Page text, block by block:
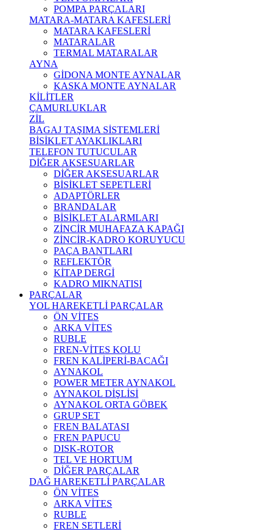
POMPA PARÇALARI
MATARA-MATARA KAFESLERİ
MATARA KAFESLERİ
MATARALAR
TERMAL MATARALAR
AYNA
GİDONA MONTE AYNALAR
KASKA MONTE AYNALAR
KİLİTLER
ÇAMURLUKLAR
ZİL
BAGAJ TAŞIMA SİSTEMLERİ
BİSİKLET AYAKLIKLARI
TELEFON TUTUCULAR
DİĞER AKSESUARLAR
DİĞER AKSESUARLAR
BİSİKLET SEPETLERİ
ADAPTÖRLER
BRANDALAR
BİSİKLET ALARMLARI
ZİNCİR MUHAFAZA KAPAĞI
ZİNCİR-KADRO KORUYUCU
PAÇA BANTLARI
REFLEKTÖR
KİTAP DERGİ
KADRO MIKNATISI
PARÇALAR
YOL HAREKETLİ PARÇALAR
ÖN VİTES
ARKA VİTES
RUBLE
FREN-VİTES KOLU
FREN KALİPERİ-BACAĞI
AYNAKOL
POWER METER AYNAKOL
AYNAKOL DİŞLİSİ
AYNAKOL ORTA GÖBEK
GRUP SET
FREN BALATASI
FREN PAPUCU
DISK-ROTOR
TEL VE HORTUM
DİĞER PARÇALAR
DAĞ HAREKETLİ PARÇALAR
ÖN VİTES
ARKA VİTES
RUBLE
FREN SETLERİ